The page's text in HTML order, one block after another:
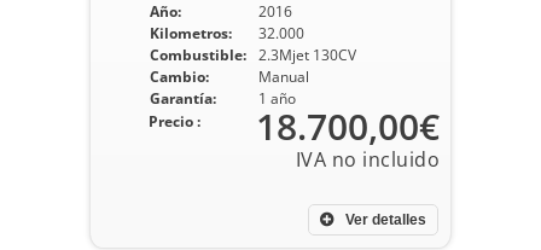
Año:
2016
Kilometros:
32.000
Combustible:
2.3Mjet 130CV
Cambio:
Manual
Garantía:
1 año
Ver detalles
Precio : 18.700,00€